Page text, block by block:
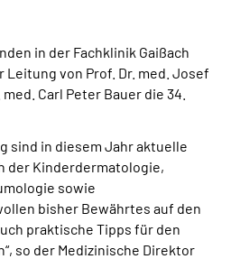
Kundenportal
in der Fachklinik Gaißach
von Prof. Dr. med. Josef
Carl Peter Bauer die 34.
sind in diesem Jahr aktuelle
der Kinderdermatologie,
sowie
bisher Bewährtes auf den
praktische Tipps für den
so der Medizinische Direktor